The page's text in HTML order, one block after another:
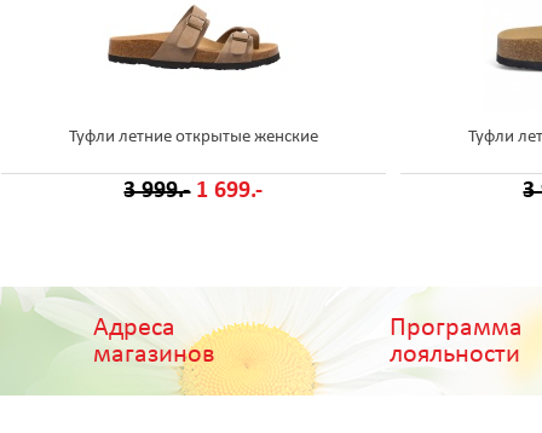
Туфли летние открытые женские
3 999.- 1 699.-
Туфли
3
Адреса
магазинов
Программа
лояльности